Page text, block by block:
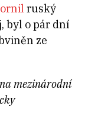
ruský
byl o pár dní
ze
mezinárodní